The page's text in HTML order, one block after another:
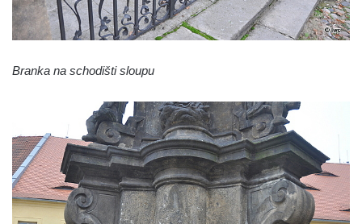
Sloup s kaplicí (boží muka) u Hvězdy
Sloup s kaplicí (boží muka) v Kyjích
Sloup Panny Marie v Třebechovicích pod
Sloup Nejsvětější Trojice v Třebechovicích
pod Orebem
Sloup s kaplicí (boží muka) Kamenická
Nová Víska
Sloup svatého Floriana v Potštejně
Branka na schodišti sloupu